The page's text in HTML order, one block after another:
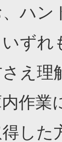
ハン
ずれ
え理
作業
得した